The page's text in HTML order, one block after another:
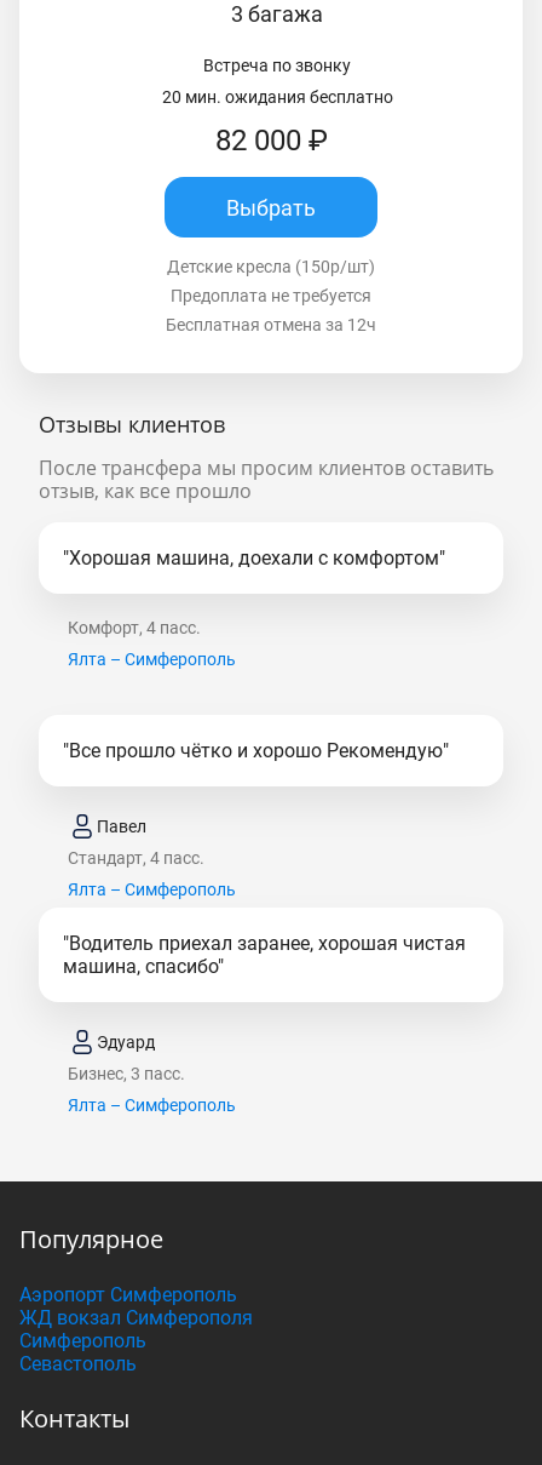
3 багажа
Встреча по звонку
20 мин. ожидания бесплатно
82 000 ₽
Выбрать
Детские кресла (150р/шт)
Предоплата не требуется
Бесплатная отмена за 12ч
Отзывы клиентов
После трансфера мы просим клиентов оставить
отзыв, как все прошло
"Хорошая машина, доехали с комфортом"
Комфорт, 4 пасс.
Ялта – Симферополь
"Все прошло чётко и хорошо Рекомендую"
Павел
Стандарт, 4 пасс.
Ялта – Симферополь
"Водитель приехал заранее, хорошая чистая
машина, спасибо"
Эдуард
Бизнес, 3 пасс.
Ялта – Симферополь
Популярное
Аэропорт Симферополь
ЖД вокзал Симферополя
Симферополь
Севастополь
Контакты